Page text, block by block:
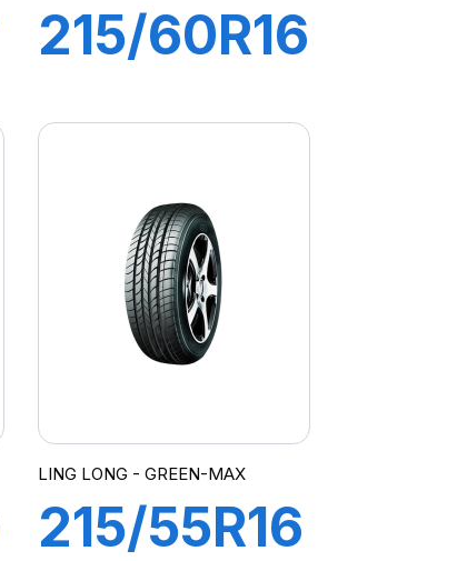
215/60R16
MASTER
LING LONG - GREEN-MAX
215/55R16